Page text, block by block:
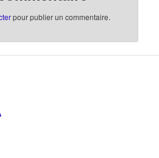
pour publier un commentaire.